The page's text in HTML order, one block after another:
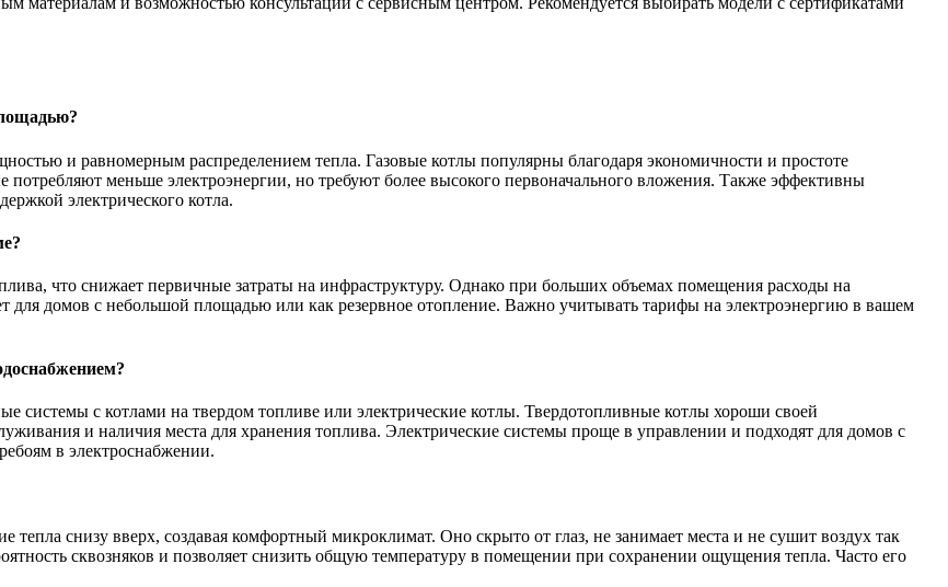
и равномерным распределением тепла. Газовые котлы популярны благодаря экономичности и простоте
меньше электроэнергии, но требуют более высокого первоначального вложения. Также эффективны
электрического котла.
что снижает первичные затраты на инфраструктуру. Однако при больших объемах помещения расходы на
для домов с небольшой площадью или как резервное отопление. Важно учитывать тарифы на электроэнергию в вашем
системы с котлами на твердом топливе или электрические котлы. Твердотопливные котлы хороши своей
и наличия места для хранения топлива. Электрические системы проще в управлении и подходят для домов с
в электроснабжении.
снизу вверх, создавая комфортный микроклимат. Оно скрыто от глаз, не занимает места и не сушит воздух так
сквозняков и позволяет снизить общую температуру в помещении при сохранении ощущения тепла. Часто его